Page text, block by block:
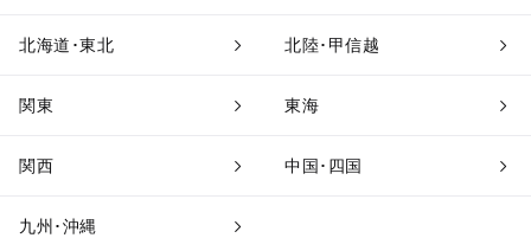
北海道･東北 北陸･甲信越
関東 東海
関西 中国･四国
九州･沖縄